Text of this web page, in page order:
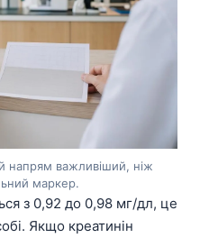
напрям важливіший, ніж
маркер.
з 0,92 до 0,98 мг/дл, це
Якщо креатинін